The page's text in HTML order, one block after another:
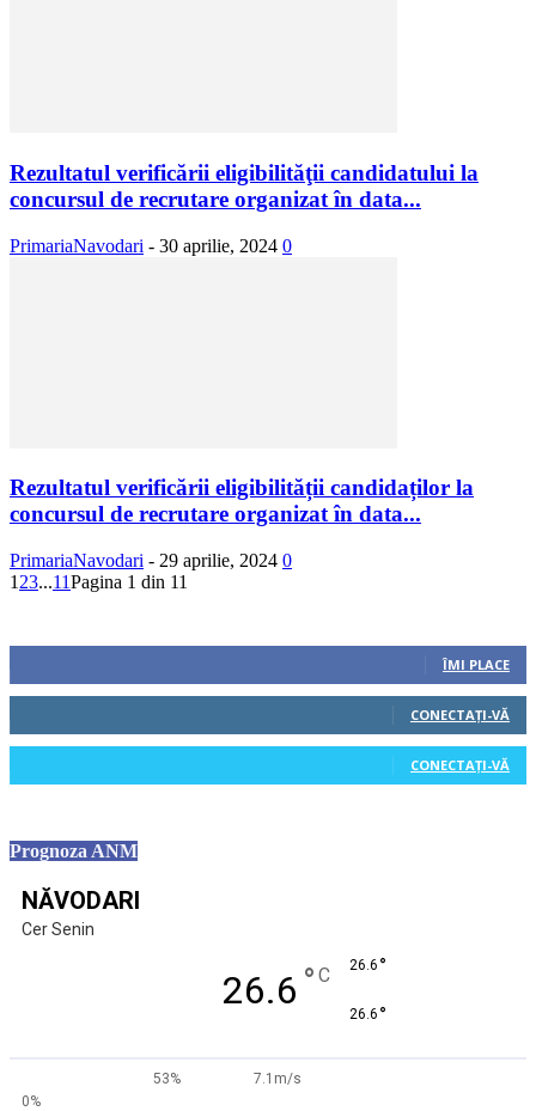
Rezultatul verificării eligibilităţii candidatului la
concursul de recrutare organizat în data...
PrimariaNavodari - 30 aprilie, 2024 0
Rezultatul verificării eligibilității candidaților la
concursul de recrutare organizat în data...
PrimariaNavodari - 29 aprilie, 2024 0
1 23...11Pagina 1 din 11
ÎMI PLACE
CONECTAȚI-VĂ
CONECTAȚI-VĂ
Prognoza ANM
NĂVODARI
Cer Senin
26.6 ° C 26.6 °
26.6 °
53%
7.1m/s
0%